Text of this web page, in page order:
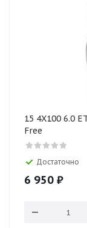
15 4X100 6.0
Free
Достаточно
6 950 ₽